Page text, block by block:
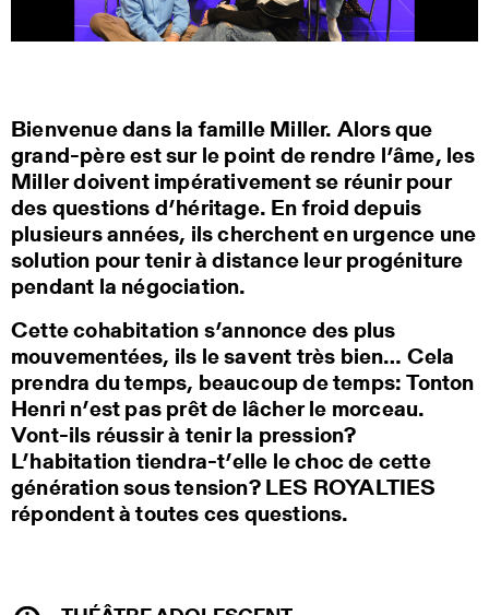
Bienvenue dans la famille Miller. Alors que
grand-père est sur le point de rendre l’âme, les
Miller doivent impérativement se réunir pour
des questions d’héritage. En froid depuis
plusieurs années, ils cherchent en urgence une
solution pour tenir à distance leur progéniture
pendant la négociation.
Cette cohabitation s’annonce des plus
mouvementées, ils le savent très bien… Cela
prendra du temps, beaucoup de temps: Tonton
Henri n’est pas prêt de lâcher le morceau.
Vont-ils réussir à tenir la pression?
L’habitation tiendra-t’elle le choc de cette
génération sous tension? LES ROYALTIES
répondent à toutes ces questions.